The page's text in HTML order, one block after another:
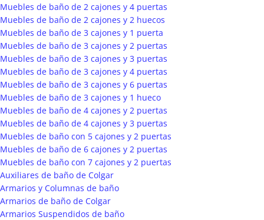
Muebles de baño de 2 cajones y 4 puertas
Muebles de baño de 2 cajones y 2 huecos
Muebles de baño de 3 cajones y 1 puerta
Muebles de baño de 3 cajones y 2 puertas
Muebles de baño de 3 cajones y 3 puertas
Muebles de baño de 3 cajones y 4 puertas
Muebles de baño de 3 cajones y 6 puertas
Muebles de baño de 3 cajones y 1 hueco
Muebles de baño de 4 cajones y 2 puertas
Muebles de baño de 4 cajones y 3 puertas
Muebles de baño con 5 cajones y 2 puertas
Muebles de baño de 6 cajones y 2 puertas
Muebles de baño con 7 cajones y 2 puertas
Auxiliares de baño de Colgar
Armarios y Columnas de baño
Armarios de baño de Colgar
Armarios Suspendidos de baño